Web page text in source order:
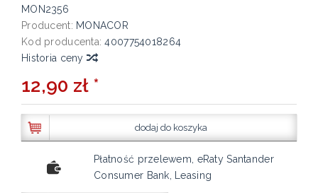
MON2356
Producent: MONACOR
Kod producenta: 4007754018264
Historia ceny
12,90 zł *
dodaj do koszyka
Płatność przelewem, eRaty Santander
Consumer Bank, Leasing